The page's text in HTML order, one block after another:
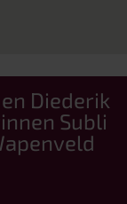
Diederik
Subli